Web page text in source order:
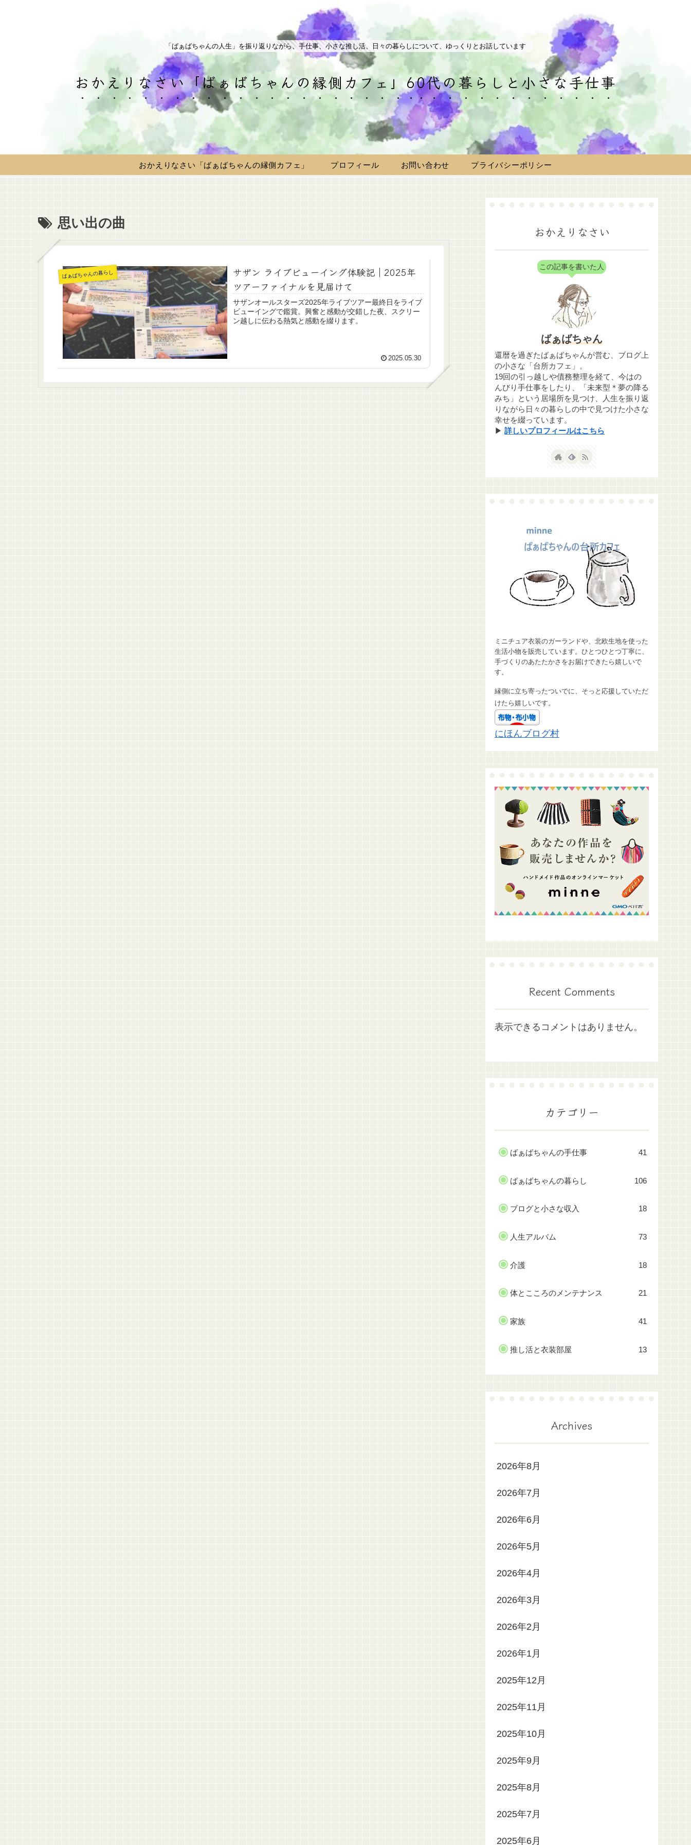
「ばぁばちゃんの人生」を振り返りながら、手仕事、小さな推し活、日々の暮らしについて、ゆっくりとお話しています
おかえりなさい「ばぁばちゃんの縁側カフェ」60代の暮らしと小さな手仕事
おかえりなさい「ばぁばちゃんの縁側カフェ」 プロフィール お問い合わせ プライバシーポリシー
思い出の曲
ばぁばちゃんの暮らし
サザン ライブビューイング体験記｜2025年
ツアーファイナルを見届けて
サザンオールスターズ2025年ライブツアー最終日をライブ
ビューイングで鑑賞。興奮と感動が交錯した夜、スクリー
ン越しに伝わる熱気と感動を綴ります。
2025.05.30
おかえりなさい
この記事を書いた人
ばぁばちゃん
還暦を過ぎたばぁばちゃんが営む、ブログ上
の小さな「台所カフェ」。
19回の引っ越しや債務整理を経て、今はの
んびり手仕事をしたり、「未来型＊夢の降る
みち」という居場所を見つけ、人生を振り返
りながら日々の暮らしの中で見つけた小さな
幸せを綴っています。
▶ 詳しいプロフィールはこちら
ミニチュア衣装のガーランドや、北欧生地を使った
生活小物を販売しています。ひとつひとつ丁寧に、
手づくりのあたたかさをお届けできたら嬉しいで
す。
縁側に立ち寄ったついでに、そっと応援していただ
けたら嬉しいです。
にほんブログ村
Recent Comments
表示できるコメントはありません。
カテゴリー
ばぁばちゃんの手仕事 41
ばぁばちゃんの暮らし 106
ブログと小さな収入 18
人生アルバム 73
介護 18
体とこころのメンテナンス 21
家族 41
推し活と衣装部屋 13
Archives
2026年8月
2026年7月
2026年6月
2026年5月
2026年4月
2026年3月
2026年2月
2026年1月
2025年12月
2025年11月
2025年10月
2025年9月
2025年8月
2025年7月
2025年6月